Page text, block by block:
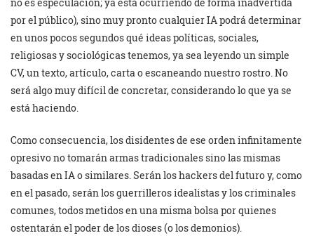
por el público), sino muy pronto cualquier IA podrá determinar
en unos pocos segundos qué ideas políticas, sociales,
religiosas y sociológicas tenemos, ya sea leyendo un simple
CV, un texto, artículo, carta o escaneando nuestro rostro. No
será algo muy difícil de concretar, considerando lo que ya se
está haciendo.
Como consecuencia, los disidentes de ese orden infinitamente
opresivo no tomarán armas tradicionales sino las mismas
basadas en IA o similares. Serán los hackers del futuro y, como
en el pasado, serán los guerrilleros idealistas y los criminales
comunes, todos metidos en una misma bolsa por quienes
ostentarán el poder de los dioses (o los demonios).